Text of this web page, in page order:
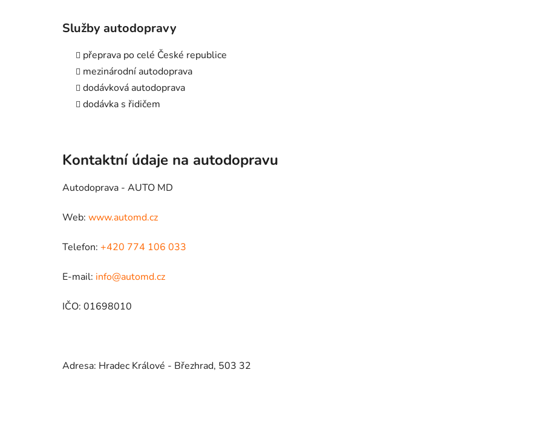
Služby autodopravy
přeprava po celé České republice
mezinárodní autodoprava
dodávková autodoprava
dodávka s řidičem
Kontaktní údaje na autodopravu
Autodoprava - AUTO MD
Web: www.automd.cz
Telefon: +420 774 106 033
E-mail: info@automd.cz
IČO: 01698010
Adresa: Hradec Králové - Březhrad, 503 32